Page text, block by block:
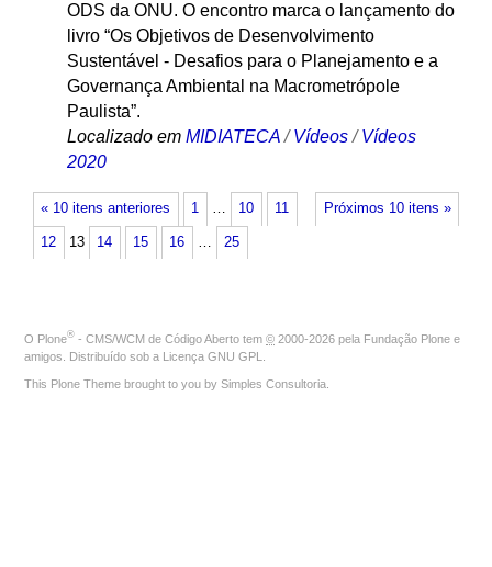
ODS da ONU. O encontro marca o lançamento do
livro “Os Objetivos de Desenvolvimento
Sustentável - Desafios para o Planejamento e a
Governança Ambiental na Macrometrópole
Paulista”.
Localizado em MIDIATECA /Vídeos /Vídeos
2020
« 10 itens anteriores Próximos 10 itens »
1 … 10 11
12 13 14 15 16 … 25
O Plone® - CMS/WCM de Código Aberto tem © 2000-2026 pela Fundação Plone e
amigos. Distribuído sob a Licença GNU GPL
This Plone Theme brought to you by Simples Consultoria